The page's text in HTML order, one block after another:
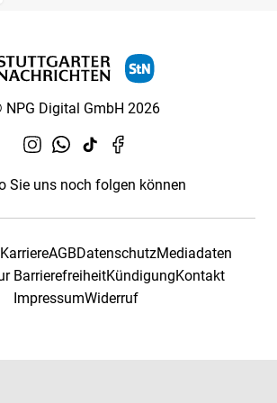
NPG Digital GmbH 2026
Sie uns noch folgen können
KarriereAGBDatenschutzMediadaten
BarrierefreiheitKündigungKontakt
ImpressumWiderruf